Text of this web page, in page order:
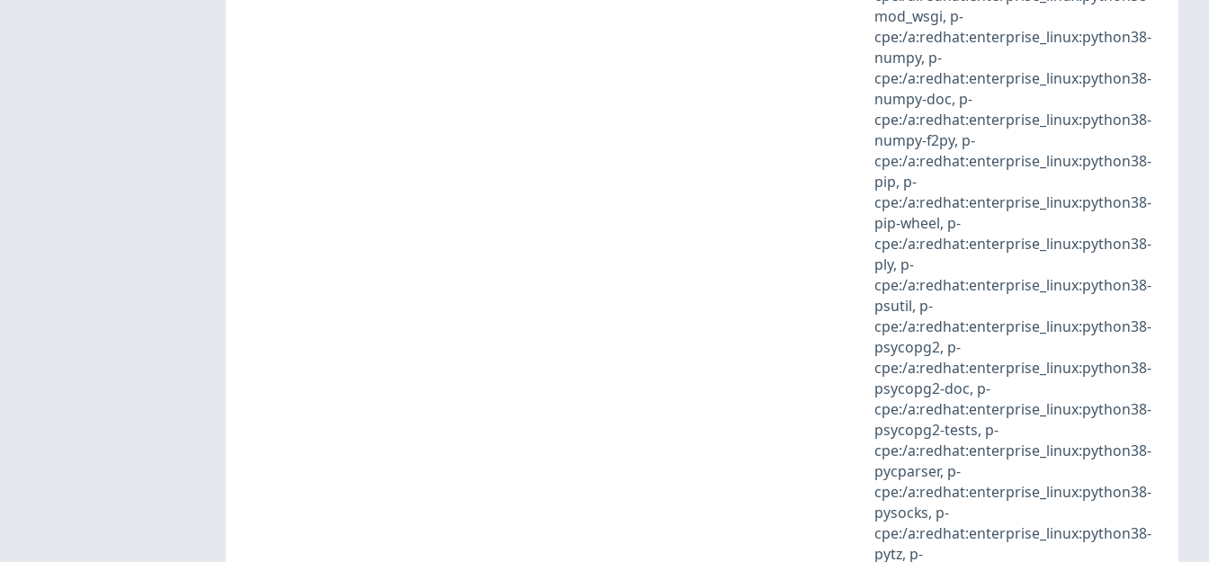
mod_wsgi, p-
cpe:/a:redhat:enterprise_linux:python38-
numpy, p-
cpe:/a:redhat:enterprise_linux:python38-
numpy-doc, p-
cpe:/a:redhat:enterprise_linux:python38-
numpy-f2py, p-
cpe:/a:redhat:enterprise_linux:python38-
pip, p-
cpe:/a:redhat:enterprise_linux:python38-
pip-wheel, p-
cpe:/a:redhat:enterprise_linux:python38-
ply, p-
cpe:/a:redhat:enterprise_linux:python38-
psutil, p-
cpe:/a:redhat:enterprise_linux:python38-
psycopg2, p-
cpe:/a:redhat:enterprise_linux:python38-
psycopg2-doc, p-
cpe:/a:redhat:enterprise_linux:python38-
psycopg2-tests, p-
cpe:/a:redhat:enterprise_linux:python38-
pycparser, p-
cpe:/a:redhat:enterprise_linux:python38-
pysocks, p-
cpe:/a:redhat:enterprise_linux:python38-
pytz, p-